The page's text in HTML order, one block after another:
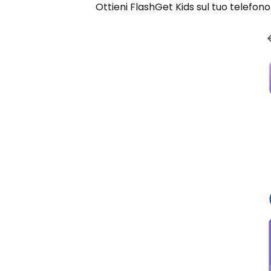
Ottieni FlashGet Kids sul tuo